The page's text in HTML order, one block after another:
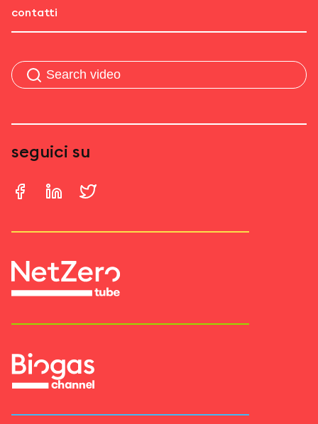
contatti
seguici su